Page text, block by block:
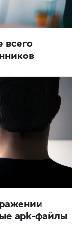
всего
apk-файлы